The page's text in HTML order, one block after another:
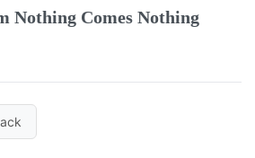
Nothing Comes Nothing